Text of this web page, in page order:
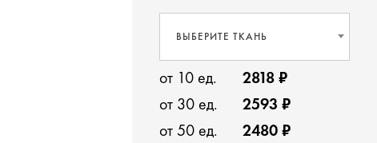
ВЫБЕРИТЕ ТКАНЬ
от 10 ед.
2818 ₽
от 30 ед.
2593 ₽
от 50 ед.
2480 ₽